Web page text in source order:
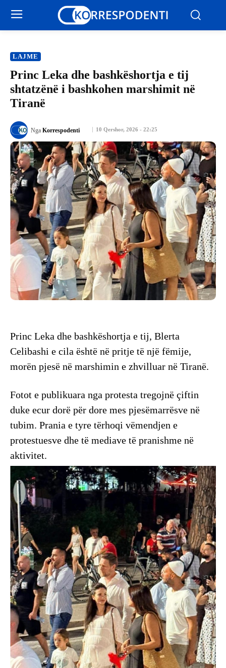
LAJME
Princ Leka dhe bashkëshortja e tij
shtatzënë i bashkohen marshimit në
Tiranë
10 Qershor, 2026 - 22:25
Nga Korrespodenti
Princ Leka dhe bashkëshortja e tij, Blerta
Celibashi e cila është në pritje të një fëmije,
morën pjesë në marshimin e zhvilluar në Tiranë.
Fotot e publikuara nga protesta tregojnë çiftin
duke ecur dorë për dore mes pjesëmarrësve në
tubim. Prania e tyre tërhoqi vëmendjen e
protestuesve dhe të mediave të pranishme në
aktivitet.